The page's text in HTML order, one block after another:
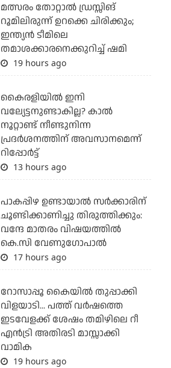
മത്സരം തോറ്റാല്‍ ഡ്രസ്സിങ്
റൂമിലിരുന്ന് ഉറക്കെ ചിരിക്കും;
ഇന്ത്യന്‍ ടീമിലെ
തമാശക്കാരനെക്കുറിച്ച് ഷമി
19 hours ago
കൈരളിയില്‍ ഇനി
വല്യേട്ടനുണ്ടാകില്ല? കാല്‍
നൂറ്റാണ്ട് നീണ്ടുനിന്ന
പ്രദര്‍ശനത്തിന് അവസാനമെന്ന്
റിപ്പോര്‍ട്ട്
13 hours ago
പാകപ്പിഴ ഉണ്ടായാല്‍ സര്‍ക്കാരിന്
ചൂണ്ടിക്കാണിച്ചു തിരുത്തിക്കും:
വന്ദേ മാതരം വിഷയത്തില്‍
കെ.സി വേണുഗോപാല്‍
17 hours ago
റോസാപ്പൂ കൈയില്‍ തുപ്പാക്കി
വിളയാടി... പത്ത് വര്‍ഷത്തെ
ഇടവേളക്ക് ശേഷം തമിഴിലെ റീ
എന്‍ട്രി അതിരടി മാസ്സാക്കി
വാമിക
19 hours ago